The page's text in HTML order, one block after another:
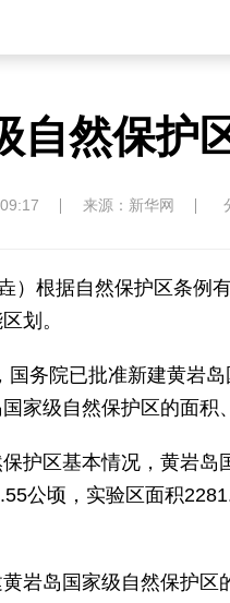
自然保护
来源：新华网
）根据自然保护区条例
划。
务院已批准新建黄岩
家级自然保护区的面积
护区基本情况，黄岩岛
公顷，实验区面积
岩岛国家级自然保护